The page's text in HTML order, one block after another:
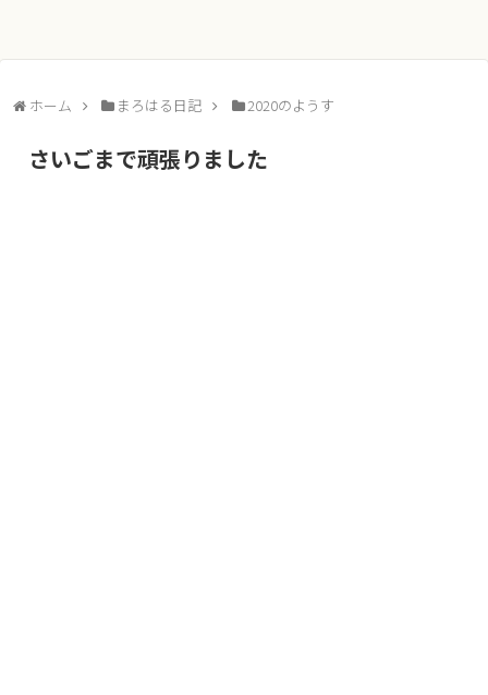
ホーム まろはる日記 2020のようす
さいごまで頑張りました